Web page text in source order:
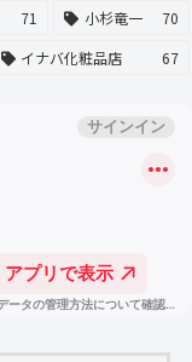
71 小杉竜一
70
イナバ化粧品店 67